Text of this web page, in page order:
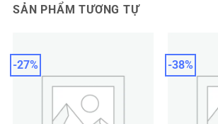
SẢN PHẨM TƯƠNG TỰ
-27% -38%